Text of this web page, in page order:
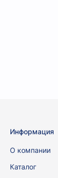
Информация
О компании
Каталог